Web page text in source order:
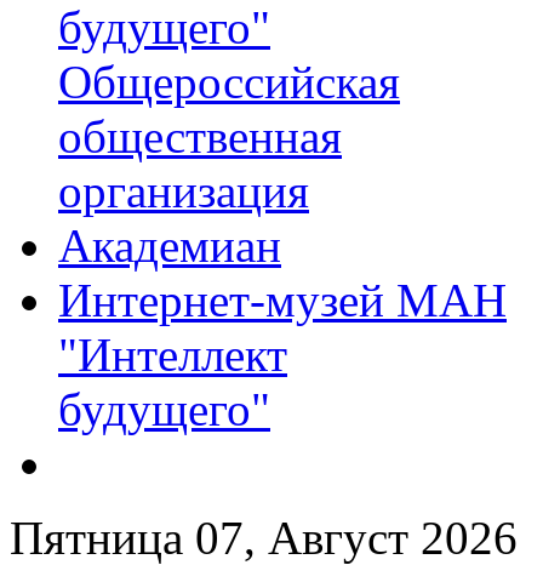
будущего"
Общероссийская
общественная
организация
Академиан
Интернет-музей МАН
"Интеллект
будущего"
Пятница 07, Август 2026